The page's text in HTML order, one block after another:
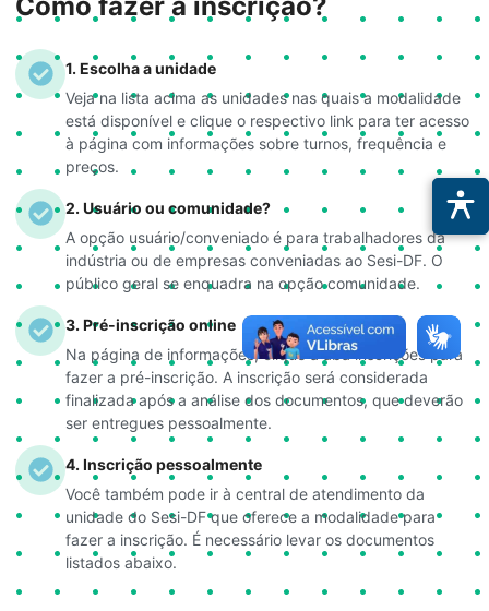
1. Escolha a unidade
Veja na lista acima as unidades nas quais a modalidade
está disponível e clique o respectivo link para ter acesso
à página com informações sobre turnos, frequência e
preços.
2. Usuário ou comunidade?
A opção usuário/conveniado é para trabalhadores da
indústria ou de empresas conveniadas ao Sesi-DF. O
público geral se enquadra na opção comunidade.
3. Pré-inscrição online
Na página de informações, clique a aba inscrições para
fazer a pré-inscrição. A inscrição será considerada
finalizada após a análise dos documentos, que deverão
ser entregues pessoalmente.
4. Inscrição pessoalmente
Você também pode ir à central de atendimento da
unidade do Sesi-DF que oferece a modalidade para
fazer a inscrição. É necessário levar os documentos
listados abaixo.